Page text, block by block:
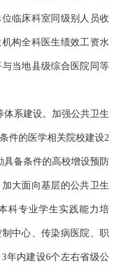
临床科室同级别人员收
构全科医生绩效工资水
当地县级综合医院同等
体系建设。加强公共卫生
件的医学相关院校建设2
备条件的高校增设预防
大面向基层的公共卫生
科专业学生实践能力培
中心、传染病医院、职
年内建设6个左右省级公